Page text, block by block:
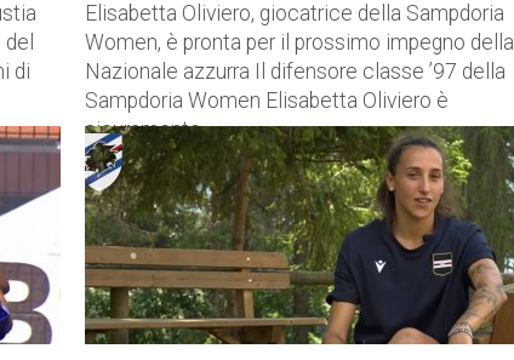
di
Elisabetta Oliviero, giocatrice della Sampdoria
Women, è pronta per il prossimo impegno della
Nazionale azzurra Il difensore classe ’97 della
Sampdoria Women Elisabetta Oliviero è
sicuramente...